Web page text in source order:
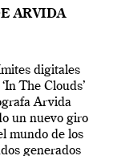
ARVIDA
digitales
The Clouds’
Arvida
un nuevo giro
mundo de los
generados